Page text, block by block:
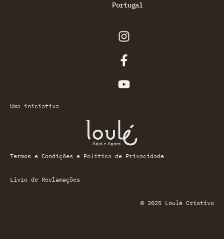
Portugal
Uma iniciativa
Termos e Condições e Política de Privacidade
Livro de Reclamações
© 2025 Loulé Criativo